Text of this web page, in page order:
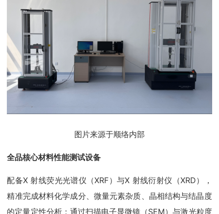
图片来源于顺络内部
全品核心材料性能测试设备
配备X 射线荧光光谱仪（XRF）与X 射线衍射仪（XRD），
精准完成材料化学成分、微量元素杂质、晶相结构与结晶度
的定量定性分析；通过扫描电子显微镜（SEM）与激光粒度